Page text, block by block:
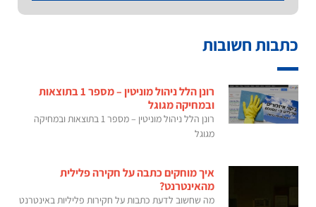
כתבות חשובות
רונן הלל ניהול מוניטין – מספר 1 בתוצאות
ובמחיקה מגוגל
רונן הלל ניהול מוניטין – מספר 1 בתוצאות ובמחיקה
מגוגל
איך מוחקים כתבה על חקירה פלילית
מהאינטרנט?
מה שחשוב לדעת כתבות על חקירות פליליות באינטרנט